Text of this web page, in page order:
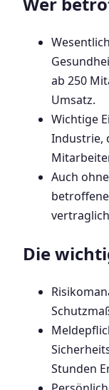
ab 250
Umsatz.
Wichtige
Industrie,
Auch
Die
Stunden